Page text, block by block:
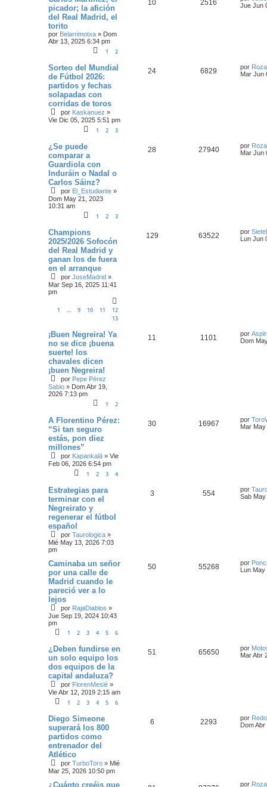
picador; la afición
del Real Madrid, el
torito
por Belarrimotxa » Dom
Abr 13, 2025 6:34 pm
1 2
10 2516
Jue Jun
Sorteo del Mundial
de Fútbol 2026:
partidos y fechas
solapadas con
corridas de toros
por Kaskanuez »
Vie Dic 05, 2025 5:51 pm
1 2 3
24 6829 por
Mar Jun
¿Se puede
comparar a
Guardiola con
Induráin o Nadal o
Carlos Sáinz?
por El_Estudiante »
Dom May 21, 2023
10:31 am
1 2 3
28 27940 por
Mar Jun
Champions
2025/2026 Sofocón
del Real Madrid y
ganan los de fuera
en el arranque
por JoseMadrid »
Mar Sep 16, 2025 11:41
pm
1 … 9 10 11
12
13
129 63522 por
Lun Jun
¡Buen Negreira! Ya
no se dice ¡buena
suerte! los
chavales dicen
¡buen Negreira!
por Pepe Pérez
Sabio » Dom Abr 19,
2026 7:13 pm
1 2
11 1101 por
Dom
A Florentino Pérez:
“Si tan seguro
estás, pon diez
millones”
por Kapankalá » Vie
Feb 06, 2026 6:54 pm
1 2 3 4
30 16967 por
Mar
Estrategias para
terminar con el
Negreirato y
regenerar el fútbol
español
por Taurologica »
Mié May 13, 2026 7:03
pm
3 554 por
Sab
Caminaba un señor
por una calle de
Madrid cuando le
pareció ver a lo
lejos
por RajaDiablos »
Jue Sep 19, 2024 10:43
pm
1 2 3 4 5 6
50 55268 por
Lun May
¿Deben fundirse en
un solo equipo los
dos equipos de la
capital andaluza?
por FlorenMesié »
Vie Abr 12, 2019 2:15 am
1 2 3 4 5 6
51 65650 por
Mar Abr
Diego Simeone
superará los 800
partidos como
entrenador del
Atlético
por TurboToro » Mié
Mar 25, 2026 10:50 pm
6 2293 por
Dom
¿Cuánto creéis que por